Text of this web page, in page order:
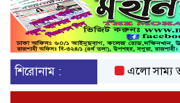
শিরোনাম : এলো সাম্য ত্যাগ